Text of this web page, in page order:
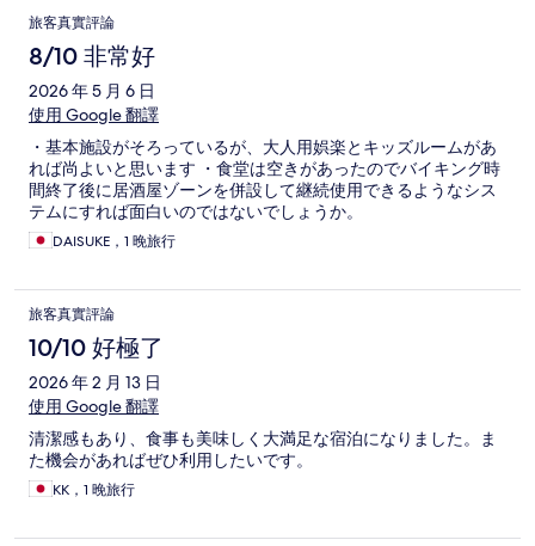
旅客真實評論
8/10 非常好
2026 年 5 月 6 日
使用 Google 翻譯
・基本施設がそろっているが、大人用娯楽とキッズルームがあ
れば尚よいと思います ・食堂は空きがあったのでバイキング時
間終了後に居酒屋ゾーンを併設して継続使用できるようなシス
テムにすれば面白いのではないでしょうか。
DAISUKE，1 晚旅行
旅客真實評論
10/10 好極了
2026 年 2 月 13 日
使用 Google 翻譯
清潔感もあり、食事も美味しく大満足な宿泊になりました。ま
た機会があればぜひ利用したいです。
KK，1 晚旅行